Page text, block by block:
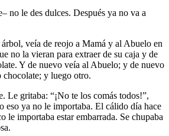
no le des dulces. Después ya no va a
árbol, veía de reojo a Mamá y al Abuelo en
no la vieran para extraer de su caja y de
Y de nuevo veía al Abuelo; y de nuevo
chocolate; y luego otro.
Le gritaba: “¡No te los comás todos!”,
eso ya no le importaba. El cálido día hace
le importaba estar embarrada. Se chupaba